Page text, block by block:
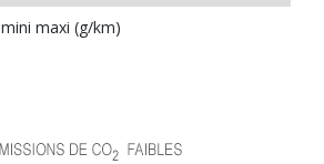
mini maxi (g/km)